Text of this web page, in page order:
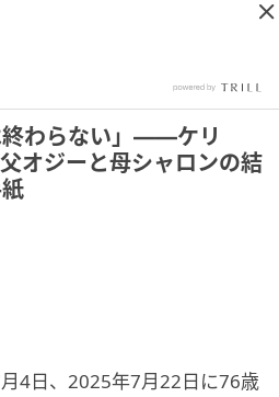
終わらない」——ケリ
オジーと母シャロンの結
4日、2025年7月22日に76歳